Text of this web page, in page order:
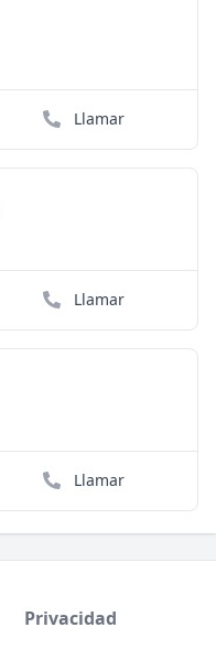
Llamar
Llamar
Llamar
Privacidad